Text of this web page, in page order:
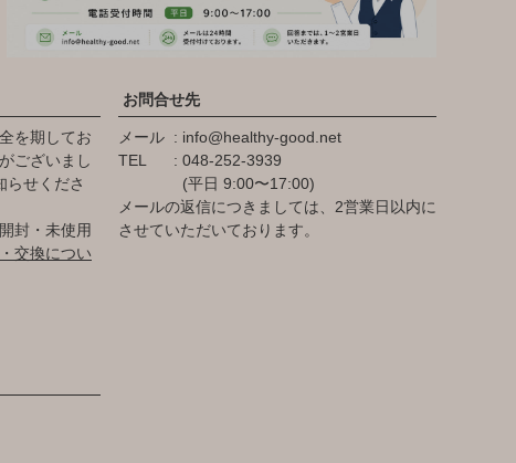
を期してお
ございまし
らせくださ
封・未使用
交換につい
お問合せ先
メール
info@healthy-good.net
TEL
048-252-3939
(平日 9:00〜17:00)
メールの返信につきましては、2営業日以内に
させていただいております。